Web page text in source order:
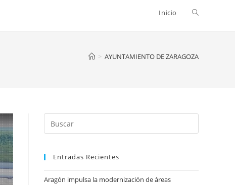
Inicio Alternar
> AYUNTAMIENTO DE ZARAGOZA
Entradas Recientes
Aragón impulsa la modernización de áreas